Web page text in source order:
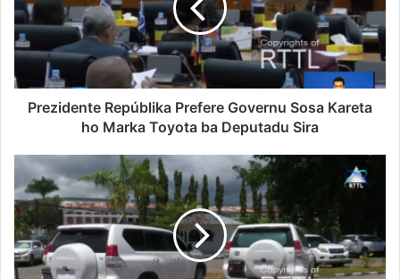
Prezidente Repúblika Prefere Governu Sosa Kareta
ho Marka Toyota ba Deputadu Sira